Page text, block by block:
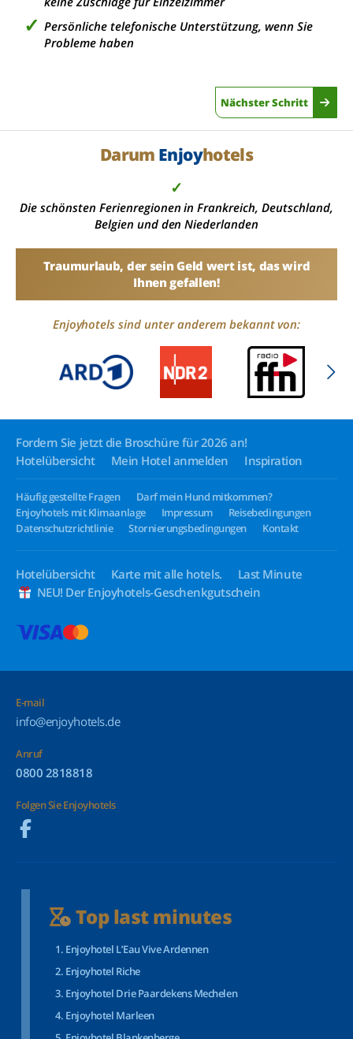
Persönliche telefonische Unterstützung, wenn Sie
Probleme haben
Nächster Schritt
Darum Enjoyhotels
✓
Die schönsten Ferienregionen in Frankreich, Deutschland,
Belgien und den Niederlanden
Traumurlaub, der sein Geld wert ist, das wird
Ihnen gefallen!
Enjoyhotels sind unter anderem bekannt von:
Fordern Sie jetzt die Broschüre für 2026 an!
Hotelübersicht
Mein Hotel anmelden Inspiration
Häufig gestellte Fragen
Darf mein Hund mitkommen?
Enjoyhotels mit Klimaanlage
Impressum
Reisebedingungen
Datenschutzrichtlinie
Stornierungsbedingungen Kontakt
Hotelübersicht Karte mit alle hotels.
Last Minute
NEU! Der Enjoyhotels-Geschenkgutschein
E-mail
info@enjoyhotels.de
Anruf
0800 2818818
Folgen Sie Enjoyhotels
Top last minutes
Enjoyhotel L’Eau Vive Ardennen
Enjoyhotel Riche
Enjoyhotel Drie Paardekens Mechelen
Enjoyhotel Marleen